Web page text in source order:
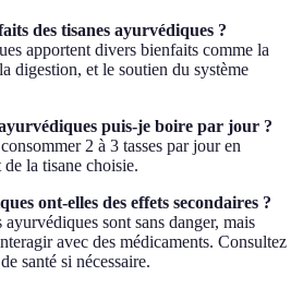
des tisanes ayurvédiques ?
apportent divers bienfaits comme la
digestion, et le soutien du système
puis-je boire par jour ?
2 à 3 tasses par jour en
la tisane choisie.
ont-elles des effets secondaires ?
ayurvédiques sont sans danger, mais
avec des médicaments. Consultez
santé si nécessaire.